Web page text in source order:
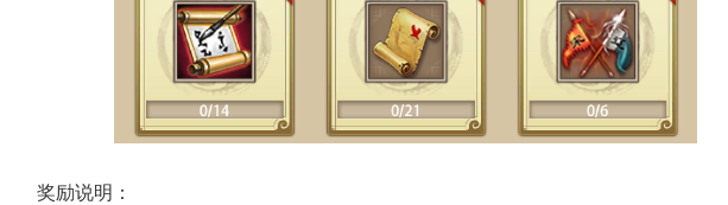
奖励说明：